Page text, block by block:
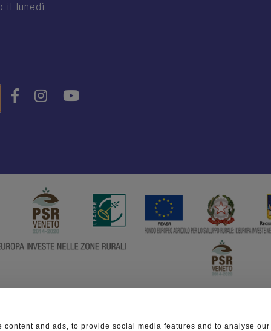
content and ads, to provide social media features and to analyse
il lunedì